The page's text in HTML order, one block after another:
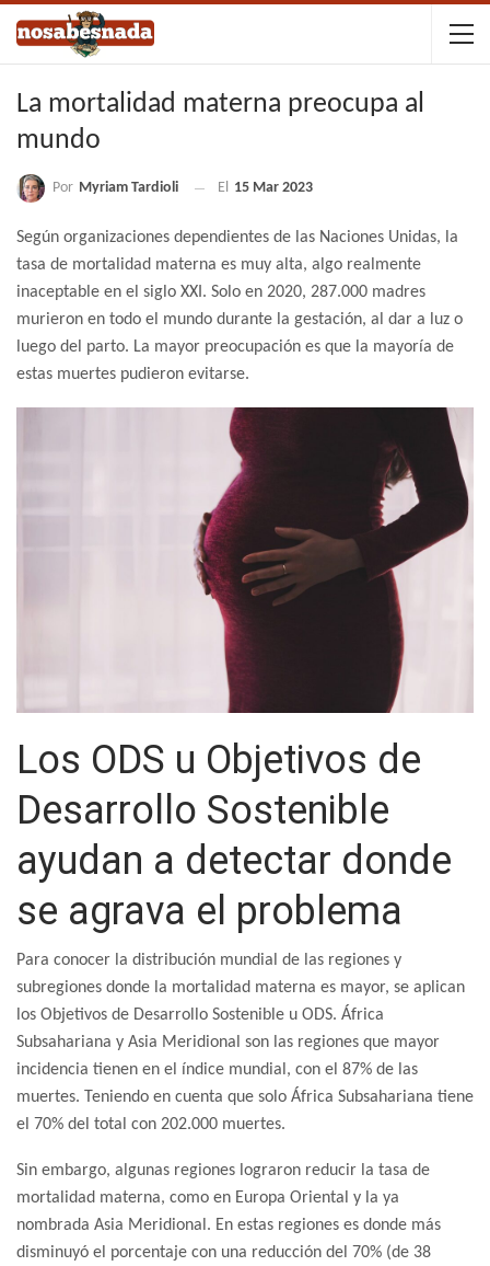
La mortalidad materna preocupa al
mundo
Por Myriam Tardioli El 15 Mar 2023
Según organizaciones dependientes de las Naciones Unidas, la
tasa de mortalidad materna es muy alta, algo realmente
inaceptable en el siglo XXI. Solo en 2020, 287.000 madres
murieron en todo el mundo durante la gestación, al dar a luz o
luego del parto. La mayor preocupación es que la mayoría de
estas muertes pudieron evitarse.
Los ODS u Objetivos de
Desarrollo Sostenible
ayudan a detectar donde
se agrava el problema
Para conocer la distribución mundial de las regiones y
subregiones donde la mortalidad materna es mayor, se aplican
los Objetivos de Desarrollo Sostenible u ODS. África
Subsahariana y Asia Meridional son las regiones que mayor
incidencia tienen en el índice mundial, con el 87% de las
muertes. Teniendo en cuenta que solo África Subsahariana tiene
el 70% del total con 202.000 muertes.
Sin embargo, algunas regiones lograron reducir la tasa de
mortalidad materna, como en Europa Oriental y la ya
nombrada Asia Meridional. En estas regiones es donde más
disminuyó el porcentaje con una reducción del 70% (de 38